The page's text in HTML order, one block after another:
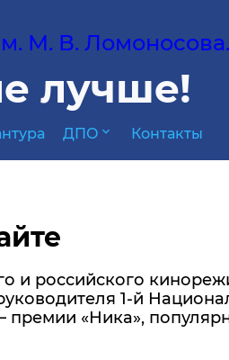
М. В. Ломоносова.
лучше!
ДПО expand_more Контакты
и российского
1-й
премии «Ника»,